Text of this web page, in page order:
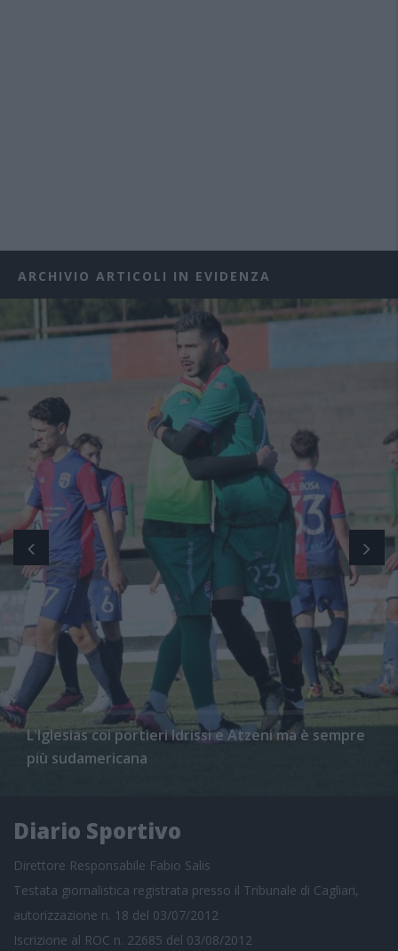
ARCHIVIO ARTICOLI IN EVIDENZA
L'Iglesias coi portieri Idrissi e Atzeni ma è sempre
più sudamericana
Diario Sportivo
Direttore Responsabile Fabio Salis
Testata giornalistica registrata presso il Tribunale di Cagliari,
autorizzazione n. 18 del 03/07/2012
Iscrizione al ROC n. 22685 del 03/08/2012